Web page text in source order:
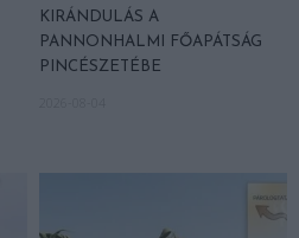
KIRÁNDULÁS A
PANNONHALMI FŐAPÁTSÁG
PINCÉSZETÉBE